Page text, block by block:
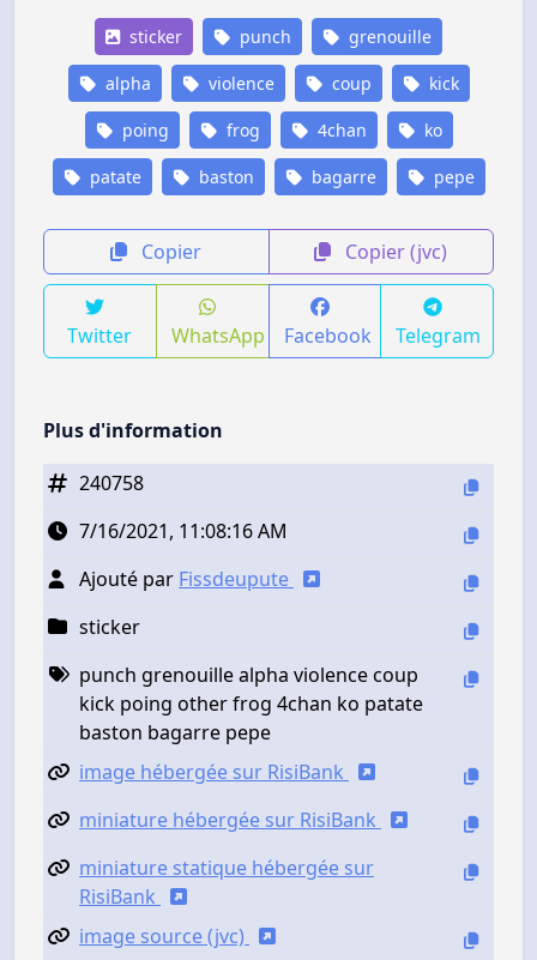
sticker punch grenouille
alpha violence coup kick
poing frog 4chan ko
patate baston bagarre pepe
Copier Copier (jvc)
Twitter WhatsApp Facebook Telegram
Plus d'information
240758
7/16/2021, 11:08:16 AM
Ajouté par Fissdeupute
sticker
punch grenouille alpha violence coup
kick poing other frog 4chan ko patate
baston bagarre pepe
image hébergée sur RisiBank
miniature hébergée sur RisiBank
miniature statique hébergée sur
RisiBank
image source (jvc)